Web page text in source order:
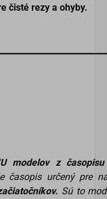
čisté rezy a ohyby.
U modelov z
časopis určený pre
Sú to